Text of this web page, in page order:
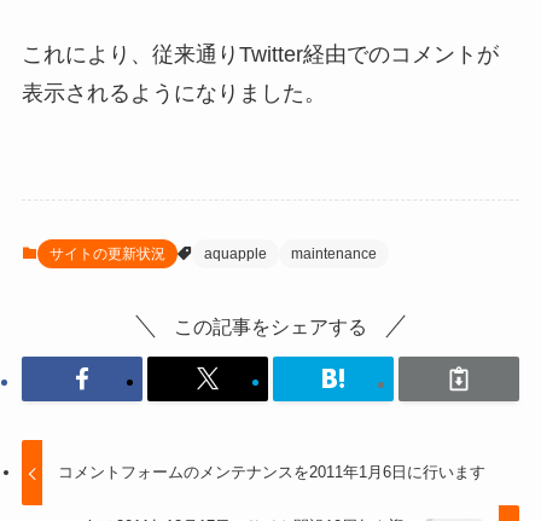
これにより、従来通りTwitter経由でのコメントが
表示されるようになりました。
サイトの更新状況 aquapple maintenance
この記事をシェアする
コメントフォームのメンテナンスを2011年1月6日に行います